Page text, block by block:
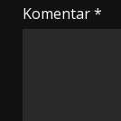
Komentar*